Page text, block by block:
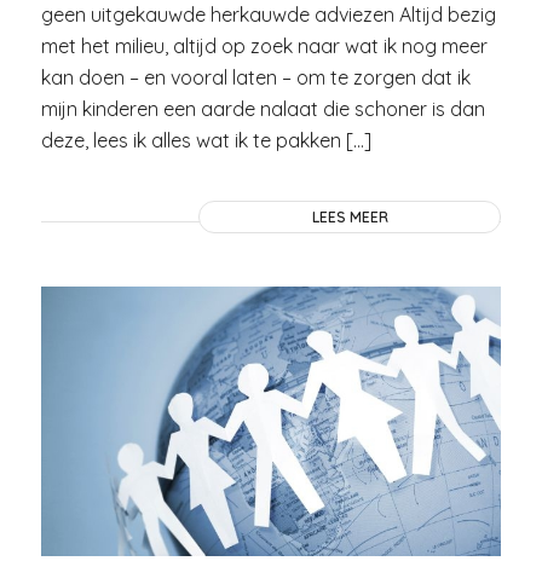
geen uitgekauwde herkauwde adviezen Altijd bezig
met het milieu, altijd op zoek naar wat ik nog meer
kan doen – en vooral laten – om te zorgen dat ik
mijn kinderen een aarde nalaat die schoner is dan
deze, lees ik alles wat ik te pakken […]
LEES MEER